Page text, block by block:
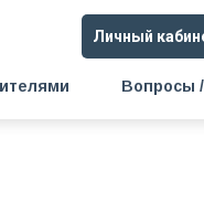
Личный
Вопросы